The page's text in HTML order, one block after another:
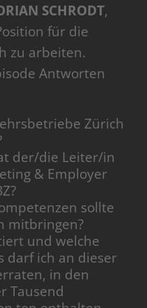
SCHRODT,
für die
zu arbeiten.
Antworten
Zürich
der/die Leiter/in
& Employer
sollte
mitbringen?
und welche
darf ich an dieser
in den
Tausend